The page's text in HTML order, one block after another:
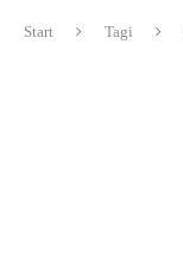
Start Tagi